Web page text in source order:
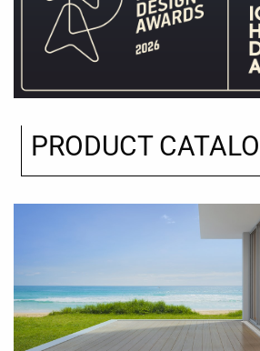
PRODUCT